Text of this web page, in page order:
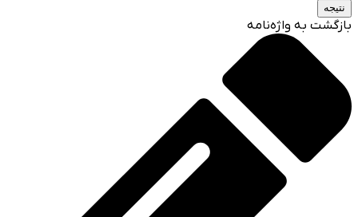
نتیجه
بازگشت به واژه‌نامه